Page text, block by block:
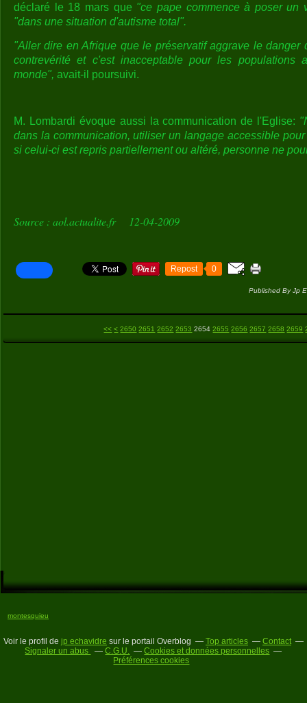
déclaré le 18 mars que "ce pape commence à poser un
"dans une situation d'autisme total".
"Aller dire en Afrique que le préservatif aggrave le danger
contrevérité et c'est inacceptable pour les populations
monde", avait-il poursuivi.
M. Lombardi évoque aussi la communication de l'Eglise:
dans la communication, utiliser un langage accessible
si celui-ci est repris partiellement ou altéré, personne ne
Source : aol.actualite.fr 12-04-2009
Repost 0
Published By Jp
<< < 2600
2610
2620
2630
2640
2650 2651 2652 2653 2654 2655 2656 2657 2658 2659
montesquieu
Voir le profil de jp echavidre sur le portail Overblog Top articles
Contact
Signaler un abus
C.G.U.
Cookies et données personnelles
Préférences cookies